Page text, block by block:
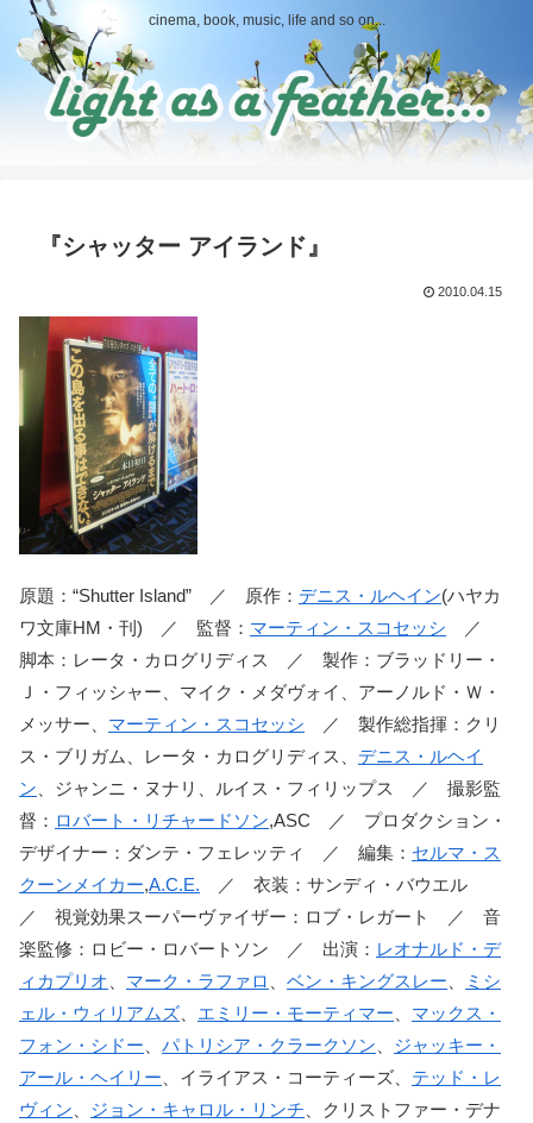
cinema, book, music, life and so on...
『シャッター アイランド』
2010.04.15
原題：“Shutter Island” ／ 原作： デニス・ルヘイン(ハヤカ
ワ文庫HM・刊) ／ 監督： マーティン・スコセッシ ／
脚本：レータ・カログリディス ／ 製作：ブラッドリー・
Ｊ・フィッシャー、マイク・メダヴォイ、アーノルド・Ｗ・
メッサー、 マーティン・スコセッシ ／ 製作総指揮：クリ
ス・ブリガム、レータ・カログリディス、 デニス・ルヘイ
ン 、ジャンニ・ヌナリ、ルイス・フィリップス ／ 撮影監
督： ロバート・リチャードソン,ASC ／ プロダクション・
デザイナー：ダンテ・フェレッティ ／ 編集： セルマ・ス
クーンメイカー,A.C.E. ／ 衣装：サンディ・バウエル
／ 視覚効果スーパーヴァイザー：ロブ・レガート ／ 音
楽監修：ロビー・ロバートソン ／ 出演： レオナルド・デ
ィカプリオ
マーク・ラファロ ベン・キングスレー
ミシ
ェル・ウィリアムズ
エミリー・モーティマー
マックス・
フォン・シドー
パトリシア・クラークソン
ジャッキー・
アール・ヘイリー 、イライアス・コーティーズ、 テッド・レ
ヴィン
ジョン・キャロル・リンチ 、クリストファー・デナ